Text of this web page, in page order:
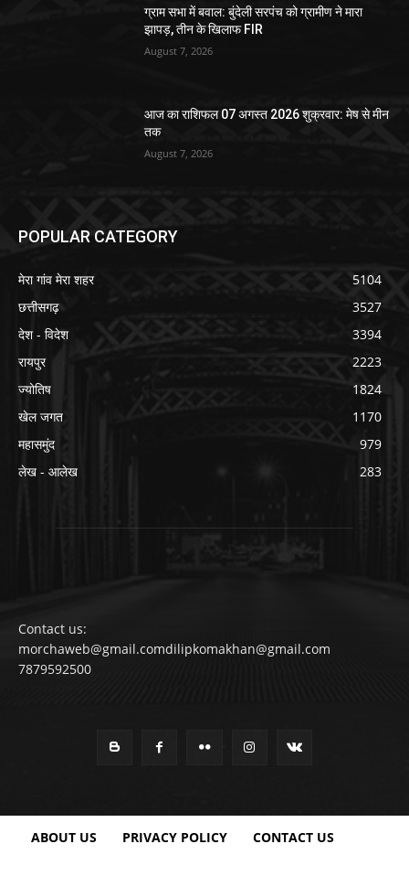
ग्राम सभा में बवाल: बुंदेली सरपंच को ग्रामीण ने मारा
झापड़, तीन के खिलाफ FIR
August 7, 2026
आज का राशिफल 07 अगस्त 2026 शुक्रवार: मेष से मीन
तक
August 7, 2026
POPULAR CATEGORY
मेरा गांव मेरा शहर
5104
छत्तीसगढ़
3527
देश - विदेश
3394
रायपुर
2223
ज्योतिष
1824
खेल जगत
1170
महासमुंद
979
लेख - आलेख
283
Contact us:
morchaweb@gmail.comdilipkomakhan@gmail.com
7879592500
ABOUT US PRIVACY POLICY CONTACT US